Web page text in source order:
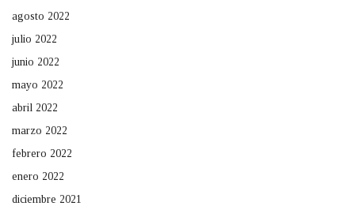
agosto 2022
julio 2022
junio 2022
mayo 2022
abril 2022
marzo 2022
febrero 2022
enero 2022
diciembre 2021